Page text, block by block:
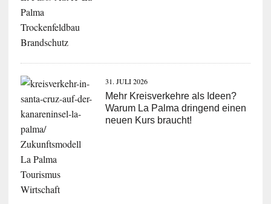
31. JULI 2026
Mehr Kreisverkehre als Ideen?
Warum La Palma dringend einen
neuen Kurs braucht!